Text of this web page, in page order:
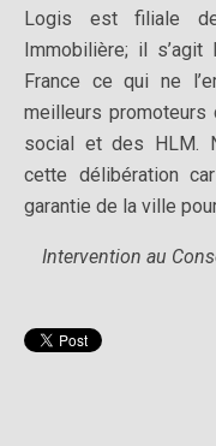
Logis est filiale
Immobilière; il
France ce qui ne
meilleurs promoteurs
social et des HLM.
cette délibération
garantie de la ville
Intervention au